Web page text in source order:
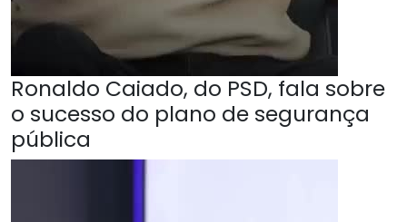
Ronaldo Caiado, do PSD, fala sobre
o sucesso do plano de segurança
pública